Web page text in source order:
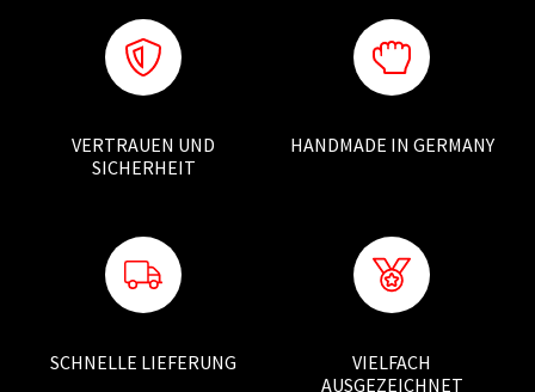
VERTRAUEN UND
SICHERHEIT
HANDMADE IN GERMANY
SCHNELLE LIEFERUNG
VIELFACH
AUSGEZEICHNET